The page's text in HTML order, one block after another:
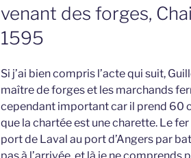
venant des forges,
1595
Si j’ai bien compris l’acte qui suit,
maître de forges et les marchands
cependant important car il prend 60
que la chartée est une charette. Le
port de Laval au port d’Angers par